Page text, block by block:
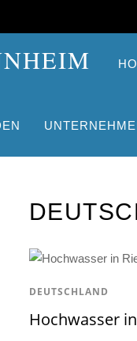
DEUTSCHLAND
Hochwasser